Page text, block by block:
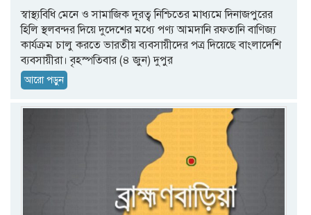
স্বাস্থ্যবিধি মেনে ও সামাজিক দূরত্ব নিশ্চিতের মাধ্যমে দিনাজপুরের
হিলি স্থলবন্দর দিয়ে দুদেশের মধ্যে পণ্য আমদানি রফতানি বাণিজ্য
কার্যক্রম চালু করতে ভারতীয় ব্যবসায়ীদের পত্র দিয়েছে বাংলাদেশি
ব্যবসায়ীরা। বৃহস্পতিবার (৪ জুন) দুপুর
আরো পড়ুন